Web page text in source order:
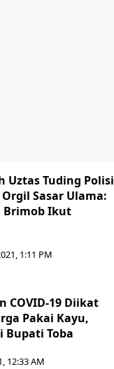
Uztas Tuding Polisi
Sasar Ulama:
Brimob Ikut
1:11 PM
COVID-19 Diikat
Pakai Kayu,
Bupati Toba
12:33 AM